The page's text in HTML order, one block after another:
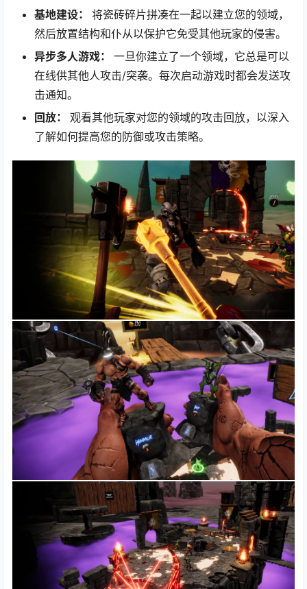
基地建设： 将瓷砖碎片拼凑在一起以建立您的领域，
然后放置结构和仆从以保护它免受其他玩家的侵害。
异步多人游戏： 一旦你建立了一个领域，它总是可以
在线供其他人攻击/突袭。每次启动游戏时都会发送攻
击通知。
回放： 观看其他玩家对您的领域的攻击回放，以深入
了解如何提高您的防御或攻击策略。